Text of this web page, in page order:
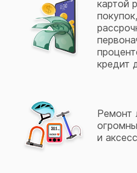
картой
кредит
Ремонт
и